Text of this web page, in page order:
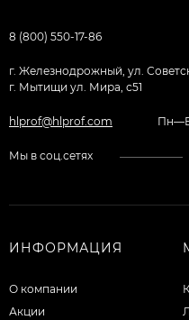
8 (800) 550-17-86
г. Железнодрожный, ул.
г. Мытищи ул. Мира, с51
hlprof@hlprof.com
Мы в соц.сетях
ИНФОРМАЦИЯ
О компании
Акции